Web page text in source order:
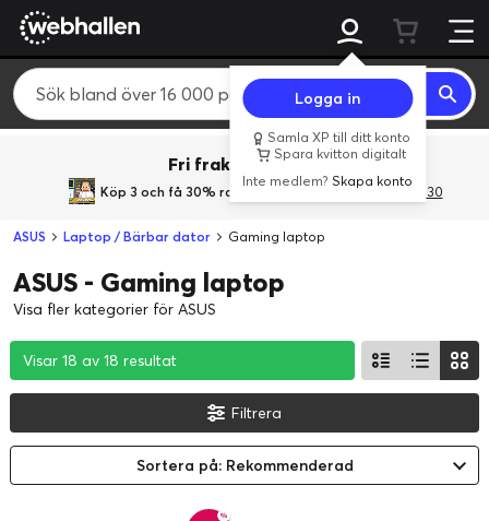
Logga in
Samla XP till ditt konto
Spara kvitton digitalt
Inte medlem?Skapa konto
Fri frakt över 800 kr.
Köp 3 och få 30% rabatt med rabattkoden 3Gives30
ASUS Laptop / Bärbar dator Gaming laptop
ASUS - Gaming laptop
Visa fler kategorier för ASUS
Visar 18 av 18 resultat
Visar 18 av 18 resultat
Visar 18 av 18 resultat
Filtrera
Sortera på: Rekommenderad